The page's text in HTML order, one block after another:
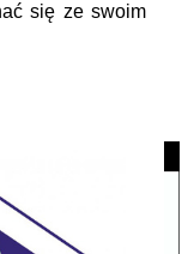
się ze swoim